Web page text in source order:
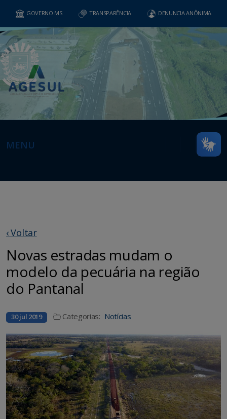
GOVERNO MS TRANSPARÊNCIA DENUNCIA ANÔNIMA
MENU
‹ Voltar
Novas estradas mudam o
modelo da pecuária na região
do Pantanal
30 jul 2019 Categorias: Notícias